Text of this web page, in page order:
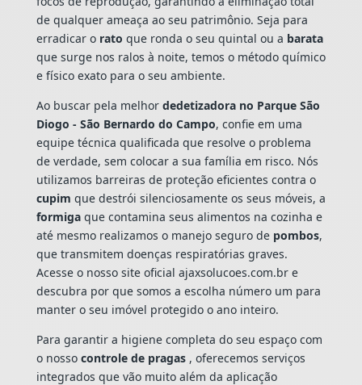
de qualquer ameaça ao seu patrimônio. Seja para
erradicar o rato que ronda o seu quintal ou a barata
que surge nos ralos à noite, temos o método químico
e físico exato para o seu ambiente.
Ao buscar pela melhor dedetizadora no Parque São
Diogo - São Bernardo do Campo, confie em uma
equipe técnica qualificada que resolve o problema
de verdade, sem colocar a sua família em risco. Nós
utilizamos barreiras de proteção eficientes contra o
cupim que destrói silenciosamente os seus móveis, a
formigaque contamina seus alimentos na cozinha e
até mesmo realizamos o manejo seguro de pombos,
que transmitem doenças respiratórias graves.
Acesse o nosso site oficial ajaxsolucoes.com.br e
descubra por que somos a escolha número um para
manter o seu imóvel protegido o ano inteiro.
Para garantir a higiene completa do seu espaço com
o nosso controle de pragas , oferecemos serviços
integrados que vão muito além da aplicação